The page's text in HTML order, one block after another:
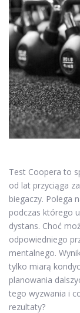
Test Coopera to
od lat przyciąga
biegaczy. Polega
podczas którego
dystans. Choć
odpowiedniego
mentalnego.
tylko miarą
planowania
tego wyzwania i
rezultaty?